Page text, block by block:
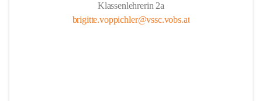
Klassenlehrerin 2a
brigitte.voppichler@vssc.vobs.at